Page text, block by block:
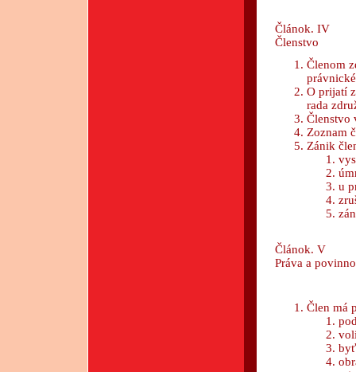
Článok. IV
Členstvo
Členom
O prijatí
rada
Členstvo
Zoznam
Zánik
u
Článok. V
Práva a
Člen má